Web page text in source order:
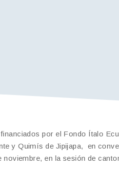
por el Fondo Ítalo
y Quimís de Jipijapa, en
noviembre, en la sesión de